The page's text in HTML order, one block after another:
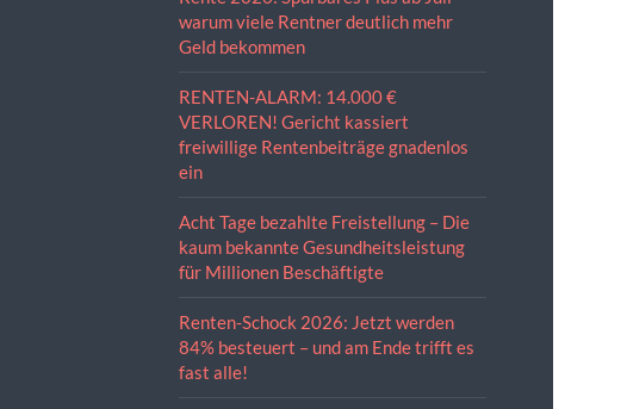
warum viele Rentner deutlich mehr
Geld bekommen
RENTEN-ALARM: 14.000 €
VERLOREN! Gericht kassiert
freiwillige Rentenbeiträge gnadenlos
ein
Acht Tage bezahlte Freistellung – Die
kaum bekannte Gesundheitsleistung
für Millionen Beschäftigte
Renten-Schock 2026: Jetzt werden
84% besteuert – und am Ende trifft es
fast alle!